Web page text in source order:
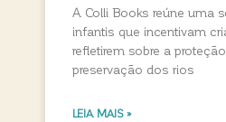
A Colli Books reúne uma
infantis que incentivam
refletirem sobre a
preservação dos rios
LEIA MAIS »